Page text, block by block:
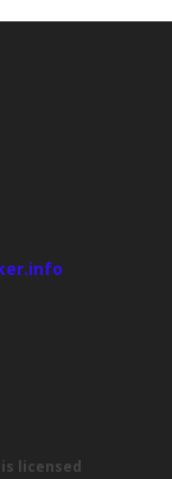
is licensed